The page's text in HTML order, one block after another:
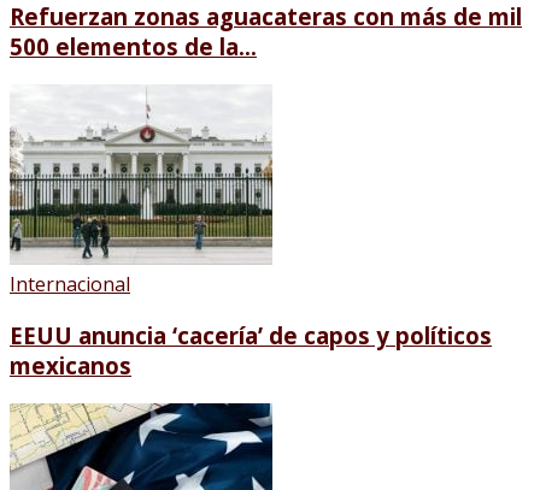
Refuerzan zonas aguacateras con más de mil
500 elementos de la...
Internacional
EEUU anuncia ‘cacería’ de capos y políticos
mexicanos